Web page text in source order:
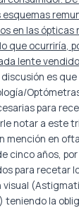
en las ópticas
que ocurriría,
lente
es
para
notar a este
mención en
cinco años,
para recetar
teniendo la